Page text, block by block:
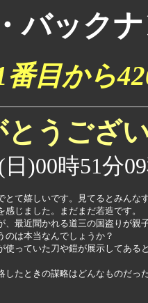
バック
番目から
とうござ
)00時51分
とて嬉しいです。見てるとみんな
じました。まだまだ若造です。
、最近聞かれる道三の国盗りが親
のは本当なんでしょうか？
使っていた刀や鎧が展示してある
したときの謀略はどんなものだっ